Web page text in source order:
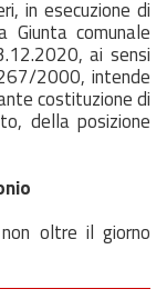
in esecuzione di
Giunta comunale
ai sensi
2000, intende
costituzione di
della posizione
oltre il giorno